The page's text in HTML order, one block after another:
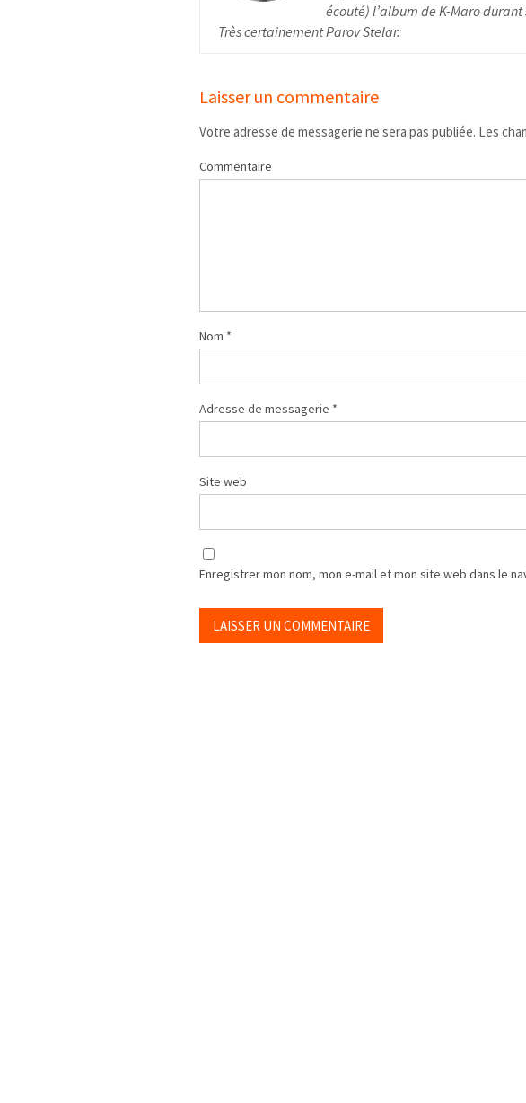
écouté) l’album de K-Maro
Très certainement Parov Stelar.
Laisser un commentaire
Votre adresse de messagerie ne sera pas publiée. Les
Commentaire
Nom *
Adresse de messagerie *
Site web
Enregistrer mon nom, mon e-mail et mon site web dans le